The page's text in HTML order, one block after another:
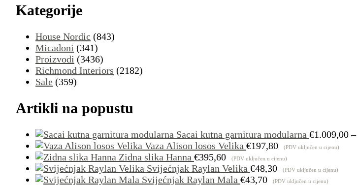
Kategorije
House Nordic (843)
Micadoni (341)
Proizvodi (3436)
Richmond Interiors (2182)
Sale (359)
Artikli na popustu
Sacai kutna garnitura modularna €1.009,00 –
Vaza Alison losos Velika €197,80 (PDV uključen u cijenu)
Zidna slika Hanna €395,60 (PDV uključen u cijenu)
Svijećnjak Raylan Velika €48,30 (PDV uključen u cijenu)
Svijećnjak Raylan Mala €43,70 (PDV uključen u cijenu)